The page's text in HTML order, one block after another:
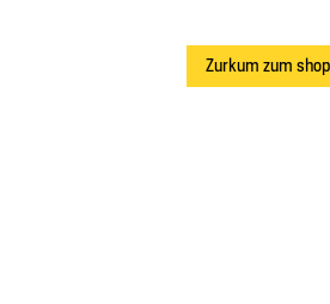
Zurkum zum shop